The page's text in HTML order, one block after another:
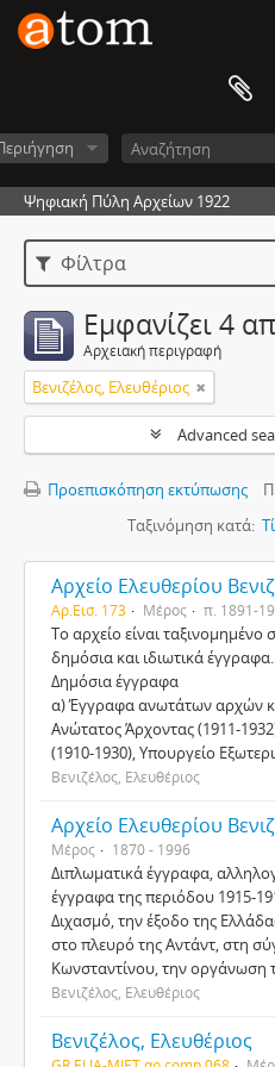
Ψηφιακή Πύλη Αρχείων 1922
Φίλτρα
Εμφανίζει 4
Αρχειακή περιγραφή
Βενιζέλος, Ελευθέριος
Advanced
Προεπισκόπηση εκτύπωσης
Ταξινόμηση κατά:
Αρχείο Ελευθερίου
Αρ.Εισ. 173 Μέρος π. 1891-
Το αρχείο είναι ταξινομημένο
δημόσια και ιδιωτικά έγγραφα.
Δημόσια έγγραφα
α) Έγγραφα ανωτάτων αρχών
Ανώτατος Άρχοντας (1911-
(1910-1930), Υπουργείο
Βενιζέλος, Ελευθέριος
Αρχείο Ελευθερίου
Μέρος 1870 - 1996
Διπλωματικά έγγραφα,
έγγραφα της περιόδου 1915-
Διχασμό, την έξοδο της
στο πλευρό της Αντάντ, στη
Κωνσταντίνου, την οργάνωση
Βενιζέλος, Ελευθέριος
Βενιζέλος, Ελευθέριος